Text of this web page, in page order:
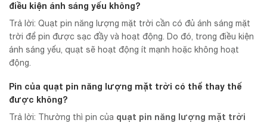
điều kiện ánh sáng yếu không?
Trả lời: Quạt pin năng lượng mặt trời cần có đủ ánh sáng mặt
trời để pin được sạc đầy và hoạt động. Do đó, trong điều kiện
ánh sáng yếu, quạt sẽ hoạt động ít mạnh hoặc không hoạt
động.
Pin của quạt pin năng lượng mặt trời có thể thay thế
được không?
Trả lời: Thường thì pin của quạt pin năng lượng mặt trời